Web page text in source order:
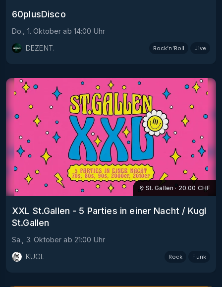
60plusDisco
Do., 1. Oktober ab 14:00 Uhr
DEZENT.
Rock’n’Roll Jive
St. Gallen · 20.00 CHF
XXL St.Gallen - 5 Parties in einer Nacht / Kugl
St.Gallen
Sa., 3. Oktober ab 21:00 Uhr
KUGL
Rock Funk